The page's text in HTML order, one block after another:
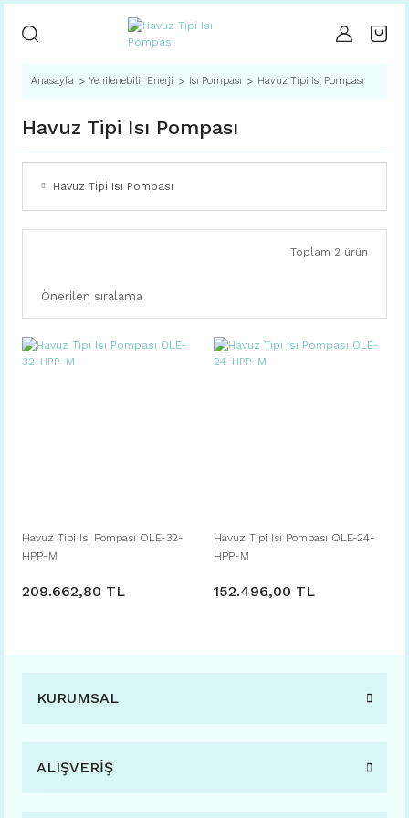
Anasayfa Yenilenebilir Enerji Isı Pompası Havuz Tipi Isı Pompası
Havuz Tipi Isı Pompası
Havuz Tipi Isı Pompası
Toplam 2 ürün
Havuz Tipi Isı Pompası OLE-32-
HPP-M
209.662,80 TL
Havuz Tipi Isı Pompası OLE-24-
HPP-M
152.496,00 TL
KURUMSAL
ALIŞVERİŞ